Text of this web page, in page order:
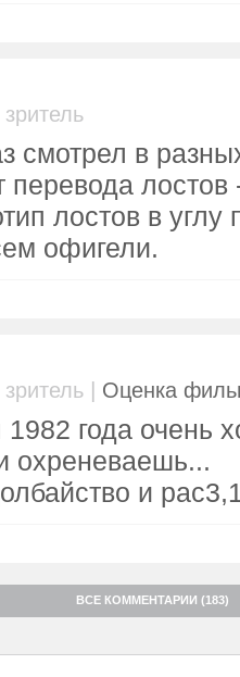
смотрел в
перевода
лостов в углу
офигели.
| Оценка
года очень
охреневаешь...
и
ВСЕ КОММЕНТАРИИ (183)